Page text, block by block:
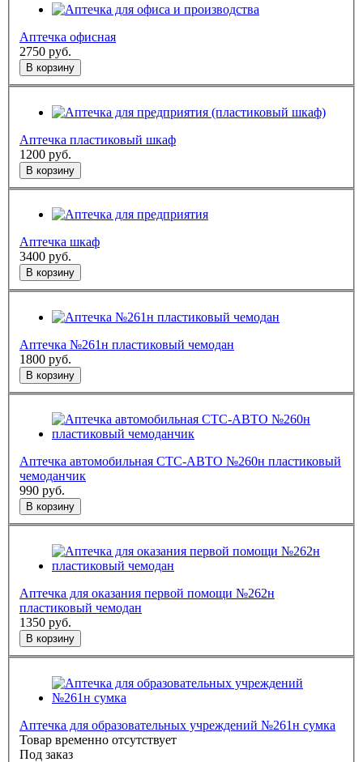
Аптечка офисная
2750 руб.
В корзину
Аптечка пластиковый шкаф
1200 руб.
В корзину
Аптечка шкаф
3400 руб.
В корзину
Аптечка №261н пластиковый чемодан
1800 руб.
В корзину
Аптечка автомобильная СТС-АВТО №260н пластиковый
чемоданчик
990 руб.
В корзину
Аптечка для оказания первой помощи №262н
пластиковый чемодан
1350 руб.
В корзину
Аптечка для образовательных учреждений №261н сумка
Товар временно отсутствует
Под заказ